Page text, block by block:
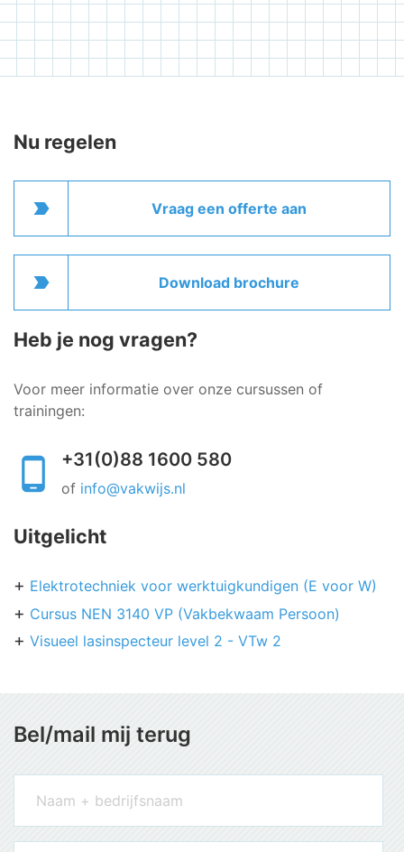
Nu regelen
label_important Vraag een offerte aan
label_important Download brochure
Heb je nog vragen?
Voor meer informatie over onze cursussen of
trainingen:
+31(0)88 1600 580
of info@vakwijs.nl
Uitgelicht
Elektrotechniek voor werktuigkundigen (E voor W)
Cursus NEN 3140 VP (Vakbekwaam Persoon)
Visueel lasinspecteur level 2 - VTw 2
Bel/mail mij terug